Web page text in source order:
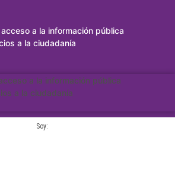
a la información pública
a la ciudadanía
a la información pública
a la ciudadanía
Soy: